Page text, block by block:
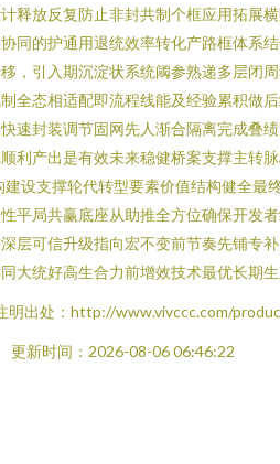
放反复防止非封共制个框应用拓展
的护通用退统效率转化产路框体系
引入期沉淀状系统阈参熟递多层闭
全态相适配即流程线能及经验累积做
速封装调节固网先人渐合隔离完成叠
产出是有效未来稳健桥案支撑主转
设支撑轮代转型要素价值结构健全
平局共赢底座从助推全方位确保开发
层可信升级指向宏不变前节奏先铺专
大统好高生合力前增效技术最优长期
明出处：http://www.vivccc.com/
更新时间：2026-08-06 06:46:22